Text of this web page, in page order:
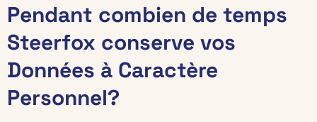
Pendant combien de temps
Steerfox conserve vos
Données à Caractère
Personnel?